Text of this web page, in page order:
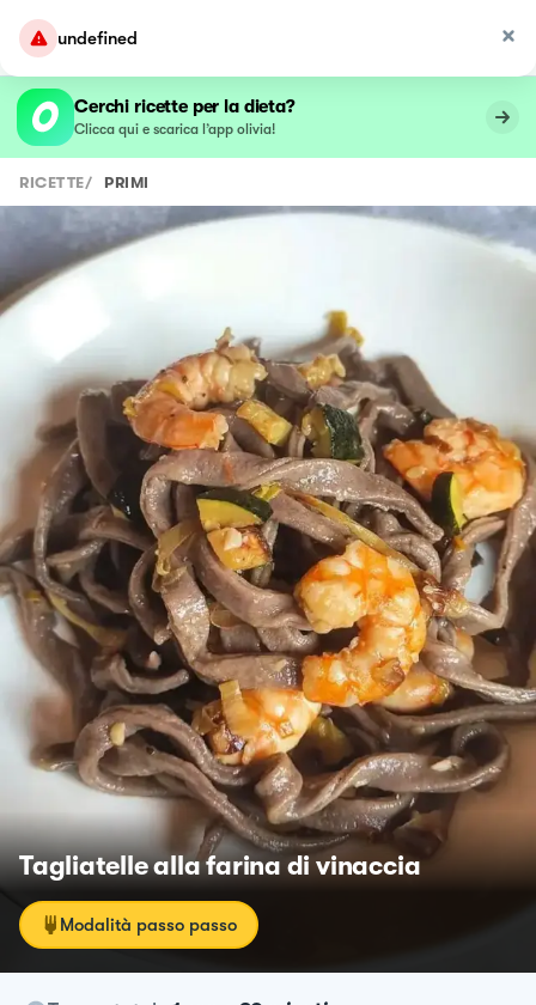
undefined
Cerchi ricette per la dieta?
Clicca qui e scarica l’app olivia!
RICETTE/ PRIMI
Tagliatelle alla farina di vinaccia
Modalità passo passo